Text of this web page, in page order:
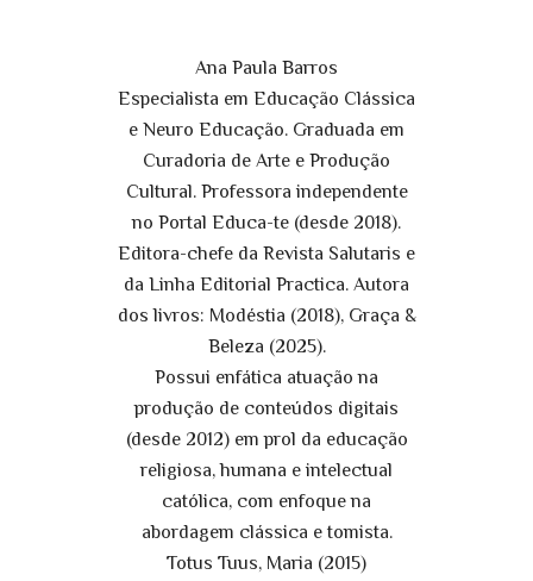
Ana Paula Barros
Especialista em Educação Clássica
e Neuro Educação. Graduada em
Curadoria de Arte e Produção
Cultural. Professora independente
no Portal Educa-te (desde 2018).
Editora-chefe da Revista Salutaris e
da Linha Editorial Practica. Autora
dos livros: Modéstia (2018), Graça &
Beleza (2025).
Possui enfática atuação na
produção de conteúdos digitais
(desde 2012) em prol da educação
religiosa, humana e intelectual
católica, com enfoque na
abordagem clássica e tomista.
Totus Tuus, Maria (2015)